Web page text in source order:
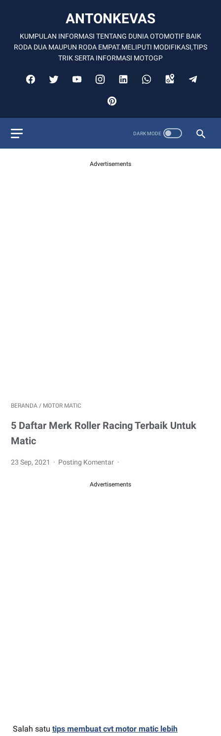
ANTONKEVAS
KUMPULAN INFORMASI TENTANG DUNIA OTOMOTIF BAIK
RODA DUA MAUPUN RODA EMPAT.MELIPUTI MODIFIKASI,TIPS
TRIK SERTA INFORMASI MOTOGP
Advertisements
BERANDA / MOTOR MATIC
5 Daftar Merk Roller Racing Terbaik Untuk
Matic
23 Sep, 2021 Posting Komentar
Advertisements
Salah satu tips membuat cvt motor matic lebih